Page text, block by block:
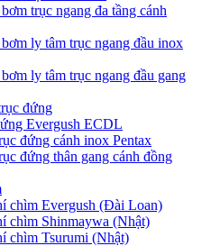
trục ngang đa tầng cánh
ly tâm trục ngang đầu inox
ly tâm trục ngang đầu gang
đứng
Evergush ECDL
đứng cánh inox Pentax
đứng thân gang cánh đồng
chìm Evergush (Đài Loan)
chìm Shinmaywa (Nhật)
chìm Tsurumi (Nhật)